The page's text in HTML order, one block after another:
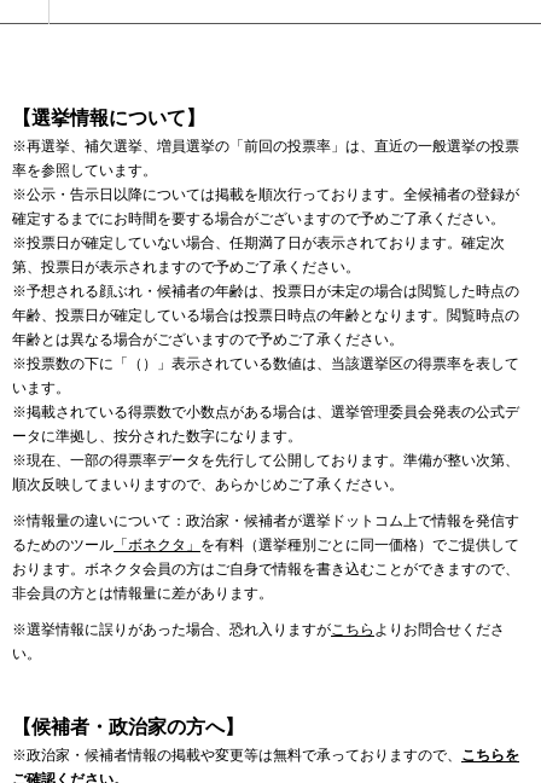
【選挙情報について】
※再選挙、補欠選挙、増員選挙の「前回の投票率」は、直近の一般選挙の投票
率を参照しています。
※公示・告示日以降については掲載を順次行っております。全候補者の登録が
確定するまでにお時間を要する場合がございますので予めご了承ください。
※投票日が確定していない場合、任期満了日が表示されております。確定次
第、投票日が表示されますので予めご了承ください。
※予想される顔ぶれ・候補者の年齢は、投票日が未定の場合は閲覧した時点の
年齢、投票日が確定している場合は投票日時点の年齢となります。閲覧時点の
年齢とは異なる場合がございますので予めご了承ください。
※投票数の下に「（）」表示されている数値は、当該選挙区の得票率を表して
います。
※掲載されている得票数で小数点がある場合は、選挙管理委員会発表の公式デ
ータに準拠し、按分された数字になります。
※現在、一部の得票率データを先行して公開しております。準備が整い次第、
順次反映してまいりますので、あらかじめご了承ください。
※情報量の違いについて：政治家・候補者が選挙ドットコム上で情報を発信す
るためのツール 「ボネクタ」 を有料（選挙種別ごとに同一価格）でご提供して
おります。ボネクタ会員の方はご自身で情報を書き込むことができますので、
非会員の方とは情報量に差があります。
※選挙情報に誤りがあった場合、恐れ入りますがこちら よりお問合せくださ
い。
【候補者・政治家の方へ】
※政治家・候補者情報の掲載や変更等は無料で承っておりますので、 こちらを
ご確認ください。